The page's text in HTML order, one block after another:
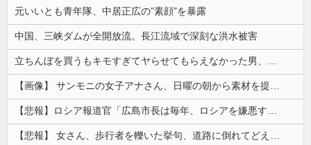
元いいとも青年隊、中居正広の”素顔”を暴露
中国、三峡ダムが全開放流。長江流域で深刻な洪水被害